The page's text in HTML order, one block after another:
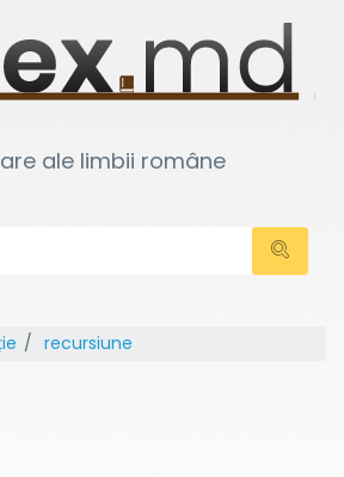
ale limbii române
recursiune